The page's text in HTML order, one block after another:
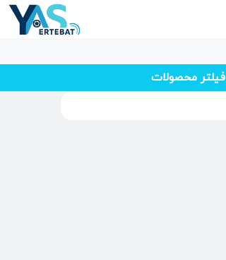
فیلتر محصولات